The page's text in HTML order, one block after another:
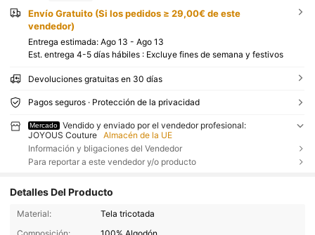
Envío Gratuito (Si los pedidos ≥ 29,00€ de este
vendedor)
Entrega estimada: Ago 13 - Ago 13
Est. entrega 4-5 días hábiles : Excluye fines de semana y festivos
Devoluciones gratuitas en 30 días
Pagos seguros · Protección de la privacidad
Mercado
Vendido y enviado por el vendedor profesional:
JOYOUS Couture
Almacén de la UE
Información y bligaciones del Vendedor
Para reportar a este vendedor y/o producto
Detalles Del Producto
Material:
Tela tricotada